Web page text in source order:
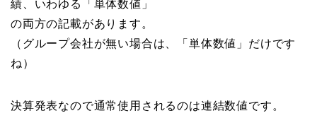
績、いわゆる「単体数値」
の両方の記載があります。
（グループ会社が無い場合は、「単体数値」だけです
ね）
決算発表なので通常使用されるのは連結数値です。